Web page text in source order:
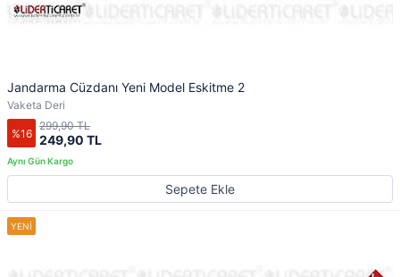
Jandarma Cüzdanı Yeni Model Eskitme 2
Vaketa Deri
%16 249,90 TL
299,90 TL
Sepete Ekle